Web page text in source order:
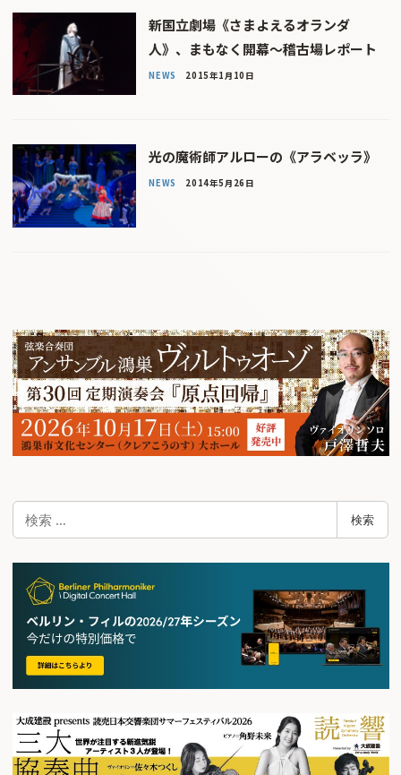
新国立劇場《さまよえるオランダ
人》、まもなく開幕〜稽古場レポート
NEWS 2015年1月10日
光の魔術師アルローの《アラベッラ》
NEWS 2014年5月26日
検
索
検索